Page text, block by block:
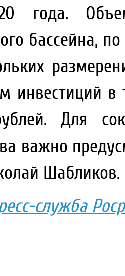
года.
бассейна,
инвестиций в
Для
важно
Шабликов.
служба